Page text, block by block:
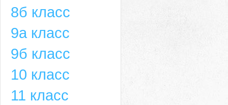
8б класс
9а класс
9б класс
10 класс
11 класс